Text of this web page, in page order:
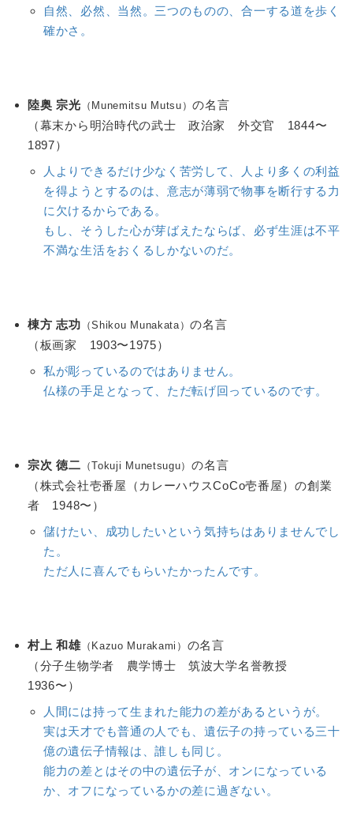
自然、必然、当然。三つのものの、合一する道を歩く
確かさ。
陸奥 宗光 （Munemitsu Mutsu）の名言
（幕末から明治時代の武士 政治家 外交官 1844〜
1897）
人よりできるだけ少なく苦労して、人より多くの利益
を得ようとするのは、意志が薄弱で物事を断行する力
に欠けるからである。
もし、そうした心が芽ばえたならば、必ず生涯は不平
不満な生活をおくるしかないのだ。
棟方 志功 （Shikou Munakata）の名言
（板画家 1903〜1975）
私が彫っているのではありません。
仏様の手足となって、ただ転げ回っているのです。
宗次 徳二 （Tokuji Munetsugu）の名言
（株式会社壱番屋（カレーハウスCoCo壱番屋）の創業
者 1948〜）
儲けたい、成功したいという気持ちはありませんでし
た。
ただ人に喜んでもらいたかったんです。
村上 和雄（Kazuo Murakami） の名言
（分子生物学者 農学博士 筑波大学名誉教授
1936〜）
人間には持って生まれた能力の差があるというが。
実は天才でも普通の人でも、遺伝子の持っている三十
億の遺伝子情報は、誰しも同じ。
能力の差とはその中の遺伝子が、オンになっている
か、オフになっているかの差に過ぎない。